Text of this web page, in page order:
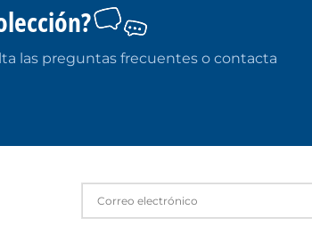
las preguntas frecuentes o contacta